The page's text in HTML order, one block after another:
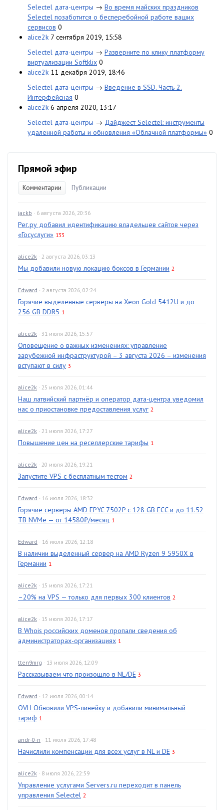
Selectel дата-центры → Во время майских праздников
Selectel позаботится о бесперебойной работе ваших
сервисов 0
alice2k 7 сентября 2019, 15:58
Selectel дата-центры → Разверните по клику платформу
виртуализации Softklix 0
alice2k 11 декабря 2019, 18:46
Selectel дата-центры → Введение в SSD. Часть 2.
Интерфейсная 0
alice2k 6 апреля 2020, 13:17
Selectel дата-центры → Дайджест Selectel: инструменты
удаленной работы и обновления «Облачной платформы» 0
Прямой эфир
Комментарии Публикации
jackb · 6 августа 2026, 20:36
Рег.ру добавил идентификацию владельцев сайтов через
«Госуслуги» 133
alice2k · 2 августа 2026, 03:13
Мы добавили новую локацию боксов в Германии 2
Edward · 2 августа 2026, 02:24
Горячие выделенные серверы на Xeon Gold 5412U и до
256 GB DDR5 1
alice2k · 31 июля 2026, 15:57
Оповещение о важных изменениях: управление
зарубежной инфраструктурой – 3 августа 2026 – изменения
вступают в силу 3
alice2k · 25 июля 2026, 01:44
Наш латвийский партнёр и оператор дата-центра уведомил
нас о приостановке предоставления услуг 2
alice2k · 21 июля 2026, 17:27
Повышение цен на реселлерские тарифы 1
alice2k · 20 июля 2026, 19:21
Запустите VPS с бесплатным тестом 2
Edward · 16 июля 2026, 18:32
Горячие серверы AMD EPYC 7502P с 128 GB ECC и до 11.52
TB NVMe — от 14580₽/месяц 1
Edward · 16 июля 2026, 12:18
В наличии выделенный сервер на AMD Ryzen 9 5950X в
Германии 1
alice2k · 15 июля 2026, 17:21
–20% на VPS — только для первых 300 клиентов 2
alice2k · 15 июля 2026, 17:17
В Whois российских доменов пропали сведения об
администраторах-организациях 1
tten9mrg · 13 июля 2026, 12:09
Рассказываем что произошло в NL/DE 3
Edward · 12 июля 2026, 00:14
OVH Обновили VPS-линейку и добавили минимальный
тариф 1
andr-0-n · 11 июля 2026, 17:48
Начислили компенсации для всех услуг в NL и DE 3
alice2k · 8 июля 2026, 22:59
Управление услугами Servers.ru переходит в панель
управления Selectel 2